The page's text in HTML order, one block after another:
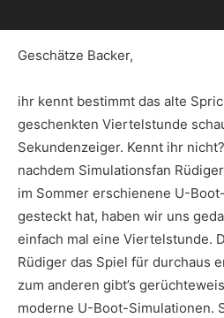
Geschätze Backer,
ihr kennt bestimmt das alte
geschenkten Viertelstunde
Sekundenzeiger. Kennt ihr
nachdem Simulationsfan
im Sommer erschienene U-
gesteckt hat, haben wir uns
einfach mal eine Viertelstunde.
Rüdiger das Spiel für durchaus
zum anderen gibt’s
moderne U-Boot-Simulationen.